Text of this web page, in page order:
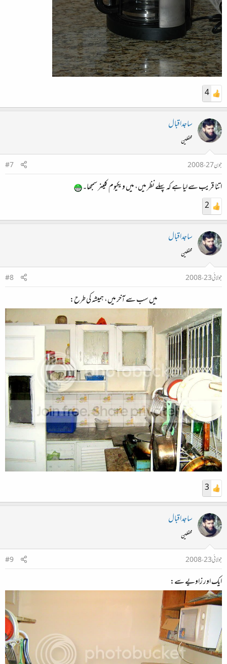
4
ساجداقبال
محفلین
جون 27، 2008
#7
اتنا قریب سے لیا ہے کہ پہلے نظر میں، میں ویکیوم کلینر سمجھا۔
2
ساجداقبال
محفلین
جولائی 23، 2008
#8
میں‌ سب سے آخر میں، ہمیشہ کی طرح:
3
ساجداقبال
محفلین
جولائی 23، 2008
#9
ایک اور زاویے سے: